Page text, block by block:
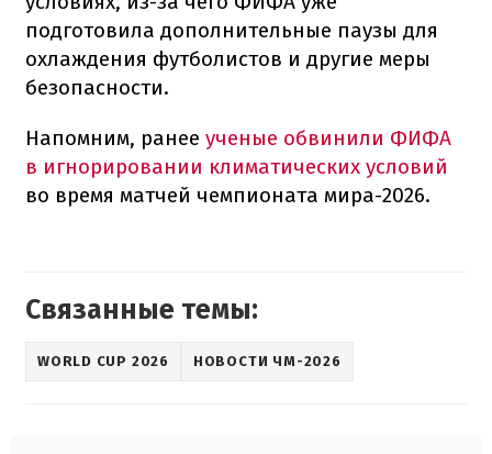
подготовила дополнительные паузы для
охлаждения футболистов и другие меры
безопасности.
Напомним, ранее ученые обвинили ФИФА
в игнорировании климатических условий
во время матчей чемпионата мира-2026.
Связанные темы:
WORLD CUP 2026 НОВОСТИ ЧМ-2026